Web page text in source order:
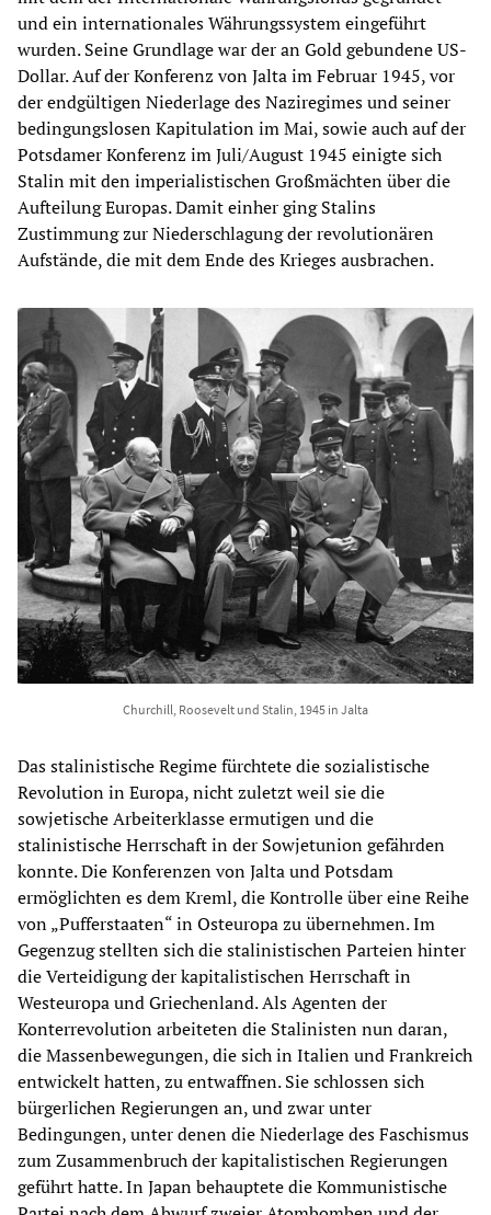
und ein internationales Währungssystem eingeführt
wurden. Seine Grundlage war der an Gold gebundene US-
Dollar. Auf der Konferenz von Jalta im Februar 1945, vor
der endgültigen Niederlage des Naziregimes und seiner
bedingungslosen Kapitulation im Mai, sowie auch auf der
Potsdamer Konferenz im Juli/August 1945 einigte sich
Stalin mit den imperialistischen Großmächten über die
Aufteilung Europas. Damit einher ging Stalins
Zustimmung zur Niederschlagung der revolutionären
Aufstände, die mit dem Ende des Krieges ausbrachen.
Churchill, Roosevelt und Stalin, 1945 in Jalta
Das stalinistische Regime fürchtete die sozialistische
Revolution in Europa, nicht zuletzt weil sie die
sowjetische Arbeiterklasse ermutigen und die
stalinistische Herrschaft in der Sowjetunion gefährden
konnte. Die Konferenzen von Jalta und Potsdam
ermöglichten es dem Kreml, die Kontrolle über eine Reihe
von „Pufferstaaten“ in Osteuropa zu übernehmen. Im
Gegenzug stellten sich die stalinistischen Parteien hinter
die Verteidigung der kapitalistischen Herrschaft in
Westeuropa und Griechenland. Als Agenten der
Konterrevolution arbeiteten die Stalinisten nun daran,
die Massenbewegungen, die sich in Italien und Frankreich
entwickelt hatten, zu entwaffnen. Sie schlossen sich
bürgerlichen Regierungen an, und zwar unter
Bedingungen, unter denen die Niederlage des Faschismus
zum Zusammenbruch der kapitalistischen Regierungen
geführt hatte. In Japan behauptete die Kommunistische